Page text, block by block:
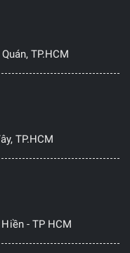
TP.HCM
TP.HCM
- TP HCM